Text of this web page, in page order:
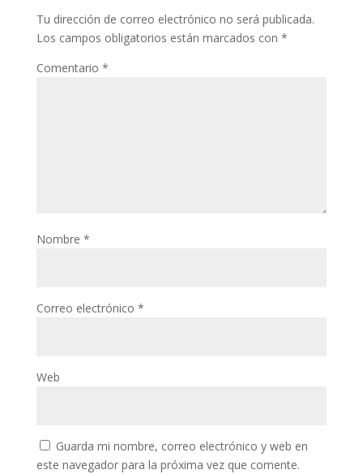
Tu dirección de correo electrónico no será publicada.
Los campos obligatorios están marcados con *
Comentario *
Nombre *
Correo electrónico *
Web
Guarda mi nombre, correo electrónico y web en
este navegador para la próxima vez que comente.